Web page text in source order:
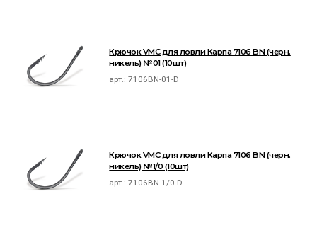
Крючок VMC для ловли Карпа 7106 BN (черн.
никель) №01 (10шт)
арт.:7106BN-01-D
Крючок VMC для ловли Карпа 7106 BN (черн.
никель) №1/0 (10шт)
арт.:7106BN-1/0-D